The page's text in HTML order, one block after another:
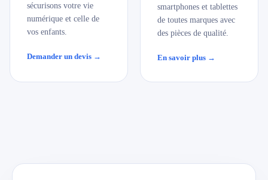
sécurisons votre vie
numérique et celle de
vos enfants.
Demander un devis →
smartphones et tablettes
de toutes marques avec
des pièces de qualité.
En savoir plus →